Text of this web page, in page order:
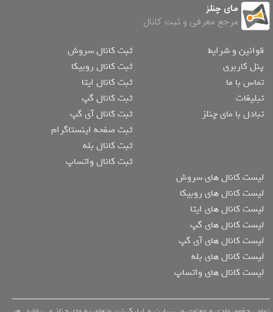
مای چنلز
مرجع معرفی و ثبت کانال
قوانین و شرایط
پنل کاربری
تماس با ما
تبلیغات
تبادل با مای چنلز
ثبت کانال سروش
ثبت کانال روبیکا
ثبت کانال ایتا
ثبت کانال گپ
ثبت کانال آی گپ
ثبت صفحه اینستاگرام
ثبت کانال بله
ثبت کانال واتساپ
لیست کانال های سروش
لیست کانال های روبیکا
لیست کانال های ایتا
لیست کانال های گپ
لیست کانال های آی گپ
لیست کانال های بله
لیست کانال های واتساپ